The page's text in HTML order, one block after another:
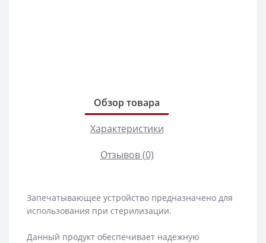
Обзор товара
Характеристики
Отзывов (0)
Запечатывающее устройство предназначено для
использования при стерилизации.
Данный продукт обеспечивает надежную